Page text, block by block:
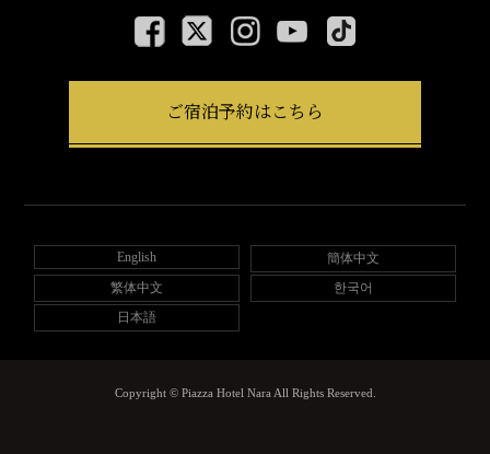
ご宿泊予約はこちら
English 簡体中文
繁体中文 한국어
日本語
Copyright © Piazza Hotel Nara All Rights Reserved.